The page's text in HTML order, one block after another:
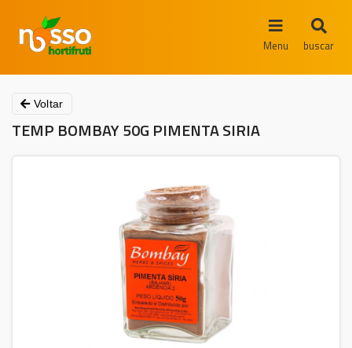
Menu buscar
Voltar
TEMP BOMBAY 50G PIMENTA SIRIA